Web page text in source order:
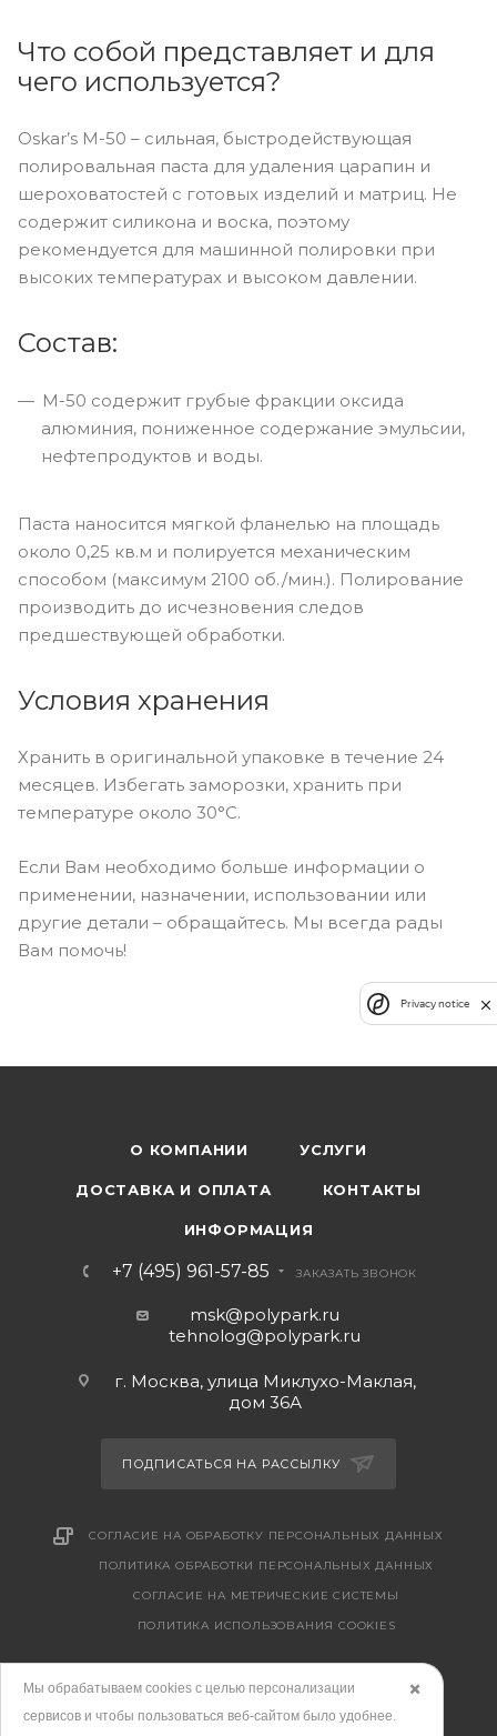
Что собой представляет и для
чего используется?
Oskar’s M-50 – сильная, быстродействующая
полировальная паста для удаления царапин и
шероховатостей с готовых изделий и матриц. Не
содержит силикона и воска, поэтому
рекомендуется для машинной полировки при
высоких температурах и высоком давлении.
Состав:
М-50 содержит грубые фракции оксида
алюминия, пониженное содержание эмульсии,
нефтепродуктов и воды.
Паста наносится мягкой фланелью на площадь
около 0,25 кв.м и полируется механическим
способом (максимум 2100 об./мин.). Полирование
производить до исчезновения следов
предшествующей обработки.
Условия хранения
Хранить в оригинальной упаковке в течение 24
месяцев. Избегать заморозки, хранить при
температуре около 30°С.
Если Вам необходимо больше информации о
применении, назначении, использовании или
другие детали – обращайтесь. Мы всегда рады
Вам помочь!
О КОМПАНИИ УСЛУГИ
ДОСТАВКА И ОПЛАТА КОНТАКТЫ
ИНФОРМАЦИЯ
+7 (495) 961-57-85 ЗАКАЗАТЬ ЗВОНОК
msk@polypark.ru
tehnolog@polypark.ru
г. Москва, улица Миклухо-Маклая,
дом 36А
ПОДПИСАТЬСЯ НА РАССЫЛКУ
СОГЛАСИЕ НА ОБРАБОТКУ ПЕРСОНАЛЬНЫХ ДАННЫХ
ПОЛИТИКА ОБРАБОТКИ ПЕРСОНАЛЬНЫХ ДАННЫХ
CОГЛАСИЕ НА МЕТРИЧЕСКИЕ СИСТЕМЫ
ПОЛИТИКА ИСПОЛЬЗОВАНИЯ COOKIES
✖️
Мы обрабатываем cookies с целью персонализации
сервисов и чтобы пользоваться веб-сайтом было удобнее.
Privacy notice